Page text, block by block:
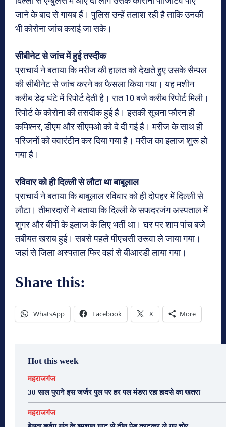
जाने के बाद से गायब हैं। पुलिस उन्‍हें तलाश रही है ताकि उनकी
भी कोरोना जांच कराई जा सके।
सीबीनेट से जांच में हुई तस्दीक
प्राचार्य ने बताया कि मरीज की हालत को देखते हुए उसके सैम्पल
की सीबीनेट से जांच करने का फैसला किया गया। यह मशीन
करीब डेढ़ घंटे में रिपोर्ट देती है। रात 10 बजे करीब रिपोर्ट मिली।
रिपोर्ट के कोरोना की तसदीक हुई है। इसकी सूचना फौरन ही
कमिश्नर, डीएम और सीएमओ को दे दी गई है। मरीज के साथ ही
परिजनों को क्वारंटीन कर दिया गया है। मरीज का इलाज शुरू हो
गया है।
रविवार को ही दिल्ली से लौटा था बाबूलाल
प्राचार्य ने बताया कि बाबूलाल रविवार को ही दोपहर में दिल्ली से
लौटा। तीमारदारों ने बताया कि दिल्ली के सफदरजंग अस्पताल में
शुगर और बीपी के इलाज के लिए भर्ती था। घर पर शाम पांच बजे
तबीयत खराब हुई। सबसे पहले पीएचसी उरूवा ले जाया गया।
जहां से जिला अस्पताल फिर वहां से बीआरडी लाया गया।
Share this:
WhatsApp Facebook X More
Hot this week
महराजगंज
30 साल पुराने इस जर्जर पुल पर हर पल मंडरा रहा हादसे का खतरा
महराजगंज